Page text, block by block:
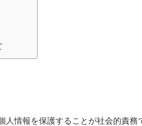
人情報を保護することが社会的責